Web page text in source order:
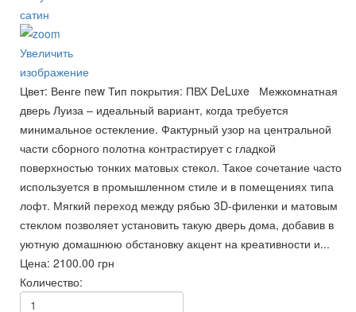
Увеличить
изображение
Цвет: Венге new Тип покрытия: ПВХ DeLuxe Межкомнатная
дверь Луиза – идеальный вариант, когда требуется
минимальное остекление. Фактурный узор на центральной
части сборного полотна контрастирует с гладкой
поверхностью тонких матовых стекол. Такое сочетание часто
используется в промышленном стиле и в помещениях типа
лофт. Мягкий переход между рябью 3D-филенки и матовым
стеклом позволяет установить такую дверь дома, добавив в
уютную домашнюю обстановку акцент на креативности и...
Цена: 2100.00 грн
Количество: